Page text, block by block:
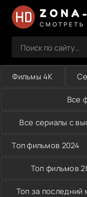
СМОТРЕТЬ
Фильмы 4K
Все
Все сериалы с
Топ фильмов 2024
Топ фильмов
Топ за последний